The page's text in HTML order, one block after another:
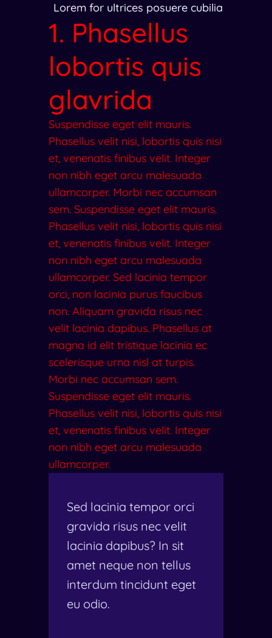
Lorem for ultrices posuere cubilia
1. Phasellus
lobortis quis
glavrida
Suspendisse eget elit mauris.
Phasellus velit nisi, lobortis quis nisi
et, venenatis finibus velit. Integer
non nibh eget arcu malesuada
ullamcorper. Morbi nec accumsan
sem. Suspendisse eget elit mauris.
Phasellus velit nisi, lobortis quis nisi
et, venenatis finibus velit. Integer
non nibh eget arcu malesuada
ullamcorper. Sed lacinia tempor
orci, non lacinia purus faucibus
non. Aliquam gravida risus nec
velit lacinia dapibus. Phasellus at
magna id elit tristique lacinia ec
scelerisque urna nisl at turpis.
Morbi nec accumsan sem.
Suspendisse eget elit mauris.
Phasellus velit nisi, lobortis quis nisi
et, venenatis finibus velit. Integer
non nibh eget arcu malesuada
ullamcorper.
Sed lacinia tempor orci
gravida risus nec velit
lacinia dapibus? In sit
amet neque non tellus
interdum tincidunt eget
eu odio.